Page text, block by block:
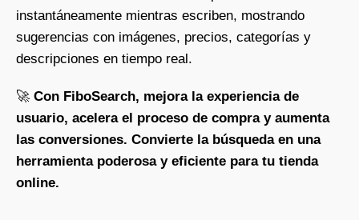
instantáneamente mientras escriben, mostrando
sugerencias con imágenes, precios, categorías y
descripciones en tiempo real.
🚀 Con FiboSearch, mejora la experiencia de
usuario, acelera el proceso de compra y aumenta
las conversiones. Convierte la búsqueda en una
herramienta poderosa y eficiente para tu tienda
online.